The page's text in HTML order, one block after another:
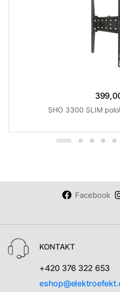
SHO 3300 SLIM
Facebook
KONTAKT
+420 376 322 653